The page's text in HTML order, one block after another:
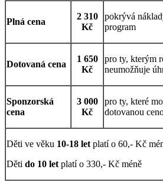
Plná cena
2 310
Kč
pokrývá
program
Dotovaná cena
1 650
Kč
pro ty, kterým
neumožňuje
Sponzorská
cena
3 000
Kč
pro ty, které
dotovanou
Děti ve věku 10-18 let platí o 60,- Kč
Děti do 10 let platí o 330,- Kč méně